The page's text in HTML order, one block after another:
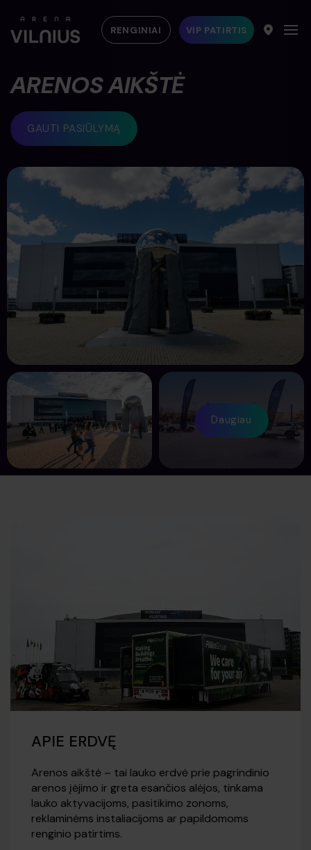
RENGINIAI VIP PATIRTIS
ARENOS AIKŠTĖ
GAUTI PASIŪLYMĄ
Daugiau
APIE ERDVĘ
Arenos aikštė – tai lauko erdvė prie pagrindinio
arenos įėjimo ir greta esančios alėjos, tinkama
lauko aktyvacijoms, pasitikimo zonoms,
reklaminėms instaliacijoms ar papildomoms
renginio patirtims.